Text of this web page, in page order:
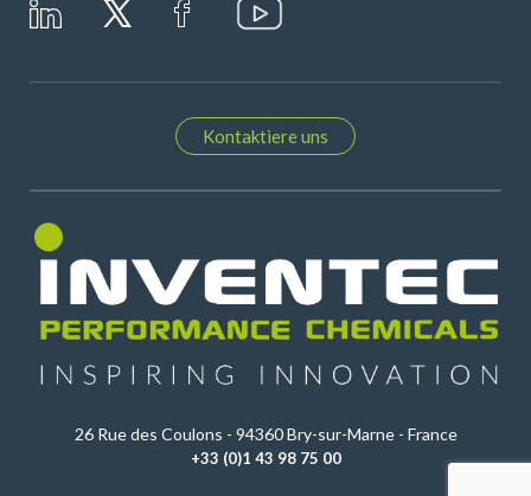
Kontaktiere uns
26 Rue des Coulons - 94360 Bry-sur-Marne - France
+33 (0)1 43 98 75 00